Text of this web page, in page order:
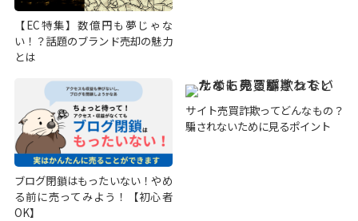
【EC特集】数億円も夢じゃな
い！？話題のブランド売却の魅力
とは
ブログ閉鎖はもったいない！やめ
る前に売ってみよう！【初心者
OK】
サイト売買詐欺ってどんなもの？
騙されないために見るポイント